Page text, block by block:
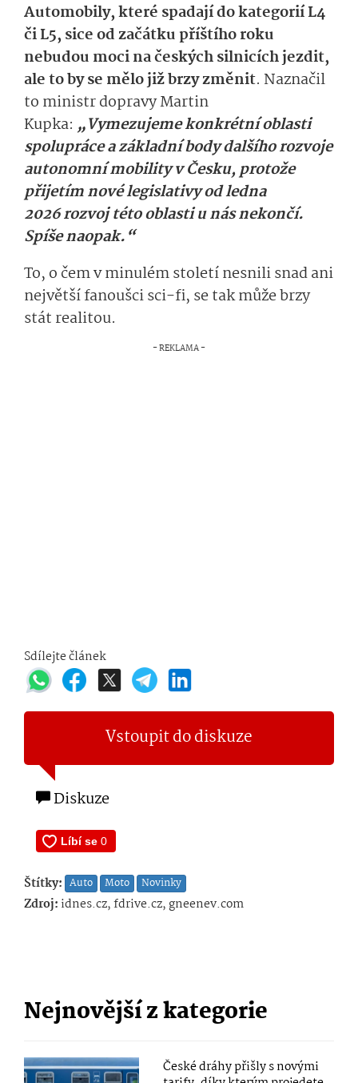
Automobily, které spadají do kategorií L4
či L5, sice od začátku příštího roku
nebudou moci na českých silnicích jezdit,
ale to by se mělo již brzy změnit. Naznačil
to ministr dopravy Martin
Kupka: „Vymezujeme konkrétní oblasti
spolupráce a základní body dalšího rozvoje
autonomní mobility v Česku, protože
přijetím nové legislativy od ledna
2026 rozvoj této oblasti u nás nekončí.
Spíše naopak.“
To, o čem v minulém století nesnili snad ani
největší fanoušci sci-fi, se tak může brzy
stát realitou.
Sdílejte článek
Vstoupit do diskuze
Diskuze
Štítky: Auto Moto Novinky
Zdroj: idnes.cz, fdrive.cz, gneenev.com
Nejnovější z kategorie
České dráhy přišly s novými